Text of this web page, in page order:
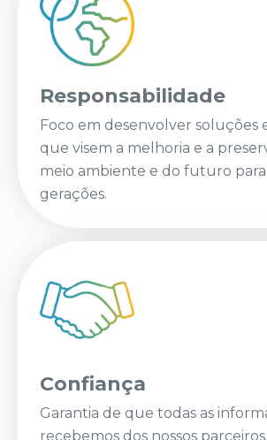
Responsabilidade
Foco em desenvolver soluções
que visem a melhoria e a
meio ambiente e do futuro para
gerações.
Confiança
Garantia de que todas as
recebemos dos nossos